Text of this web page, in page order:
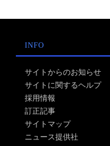
INFO
サイトからのお知らせ
サイトに関するヘルプ
採用情報
訂正記事
サイトマップ
ニュース提供社